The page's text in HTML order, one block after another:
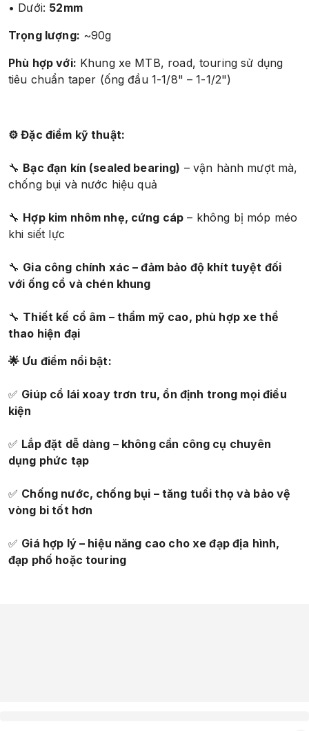
• Dưới: 52mm
Trọng lượng: ~90g
Phù hợp với: Khung xe MTB, road, touring sử dụng
tiêu chuẩn taper (ống đầu 1-1/8" – 1-1/2")
⚙️ Đặc điểm kỹ thuật:
🔧 Bạc đạn kín (sealed bearing) – vận hành mượt mà,
chống bụi và nước hiệu quả
🔧 Hợp kim nhôm nhẹ, cứng cáp – không bị móp méo
khi siết lực
🔧 Gia công chính xác – đảm bảo độ khít tuyệt đối
với ống cổ và chén khung
🔧 Thiết kế cổ âm – thẩm mỹ cao, phù hợp xe thể
thao hiện đại
🌟 Ưu điểm nổi bật:
✅ Giúp cổ lái xoay trơn tru, ổn định trong mọi điều
kiện
✅ Lắp đặt dễ dàng – không cần công cụ chuyên
dụng phức tạp
✅ Chống nước, chống bụi – tăng tuổi thọ và bảo vệ
vòng bi tốt hơn
✅ Giá hợp lý – hiệu năng cao cho xe đạp địa hình,
đạp phố hoặc touring